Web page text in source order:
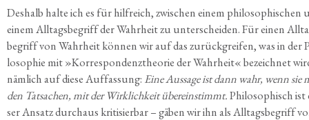
Des­halb hal­te ich es für hilf­reich, zwi­schen einem phi­lo­so­phi­schen
einem All­tags­be­griff der Wahr­heit zu unter­schei­den. Für einen
be­griff von Wahr­heit kön­nen wir auf das zurück­grei­fen, was in der
lo­so­phie mit »Kor­re­spon­denz­theo­rie der Wahr­heit« bezeich­net
näm­lich auf die­se Auf­fas­sung: Eine Aus­sa­ge ist dann wahr, wenn sie
den Tat­sa­chen, mit der Wirk­lich­keit über­ein­stimmt.Phi­lo­so­phisch ist
ser Ansatz durch­aus kri­ti­sier­bar – gäben wir ihn als All­tags­be­griff